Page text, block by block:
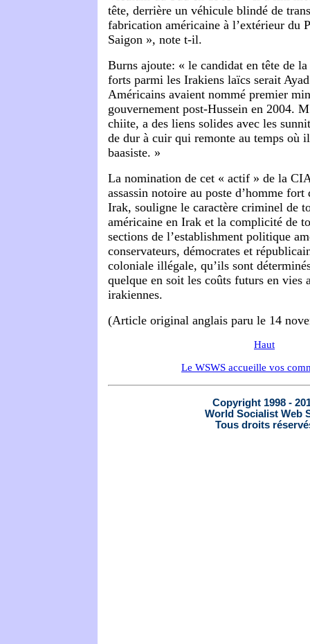
tête, derrière un véhicule blindé de
fabrication américaine à l’extérieur du
Saigon », note t-il.
Burns ajoute: « le candidat en tête de
forts parmi les Irakiens laïcs serait
Américains avaient nommé premier
gouvernement post-Hussein en 2004.
chiite, a des liens solides avec les
de dur à cuir qui remonte au temps où
baasiste. »
La nomination de cet « actif » de la
assassin notoire au poste d’homme fort
Irak, souligne le caractère criminel de
américaine en Irak et la complicité de
sections de l’establishment politique
conservateurs, démocrates et
coloniale illégale, qu’ils sont
quelque en soit les coûts futurs en vies
irakiennes.
(Article original anglais paru le 14
Haut
Le WSWS accueille vos
Copyright 1998 -
World Socialist Web
Tous droits